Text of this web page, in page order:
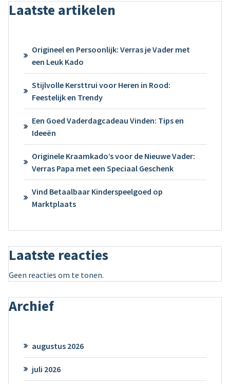
Laatste artikelen
Origineel en Persoonlijk: Verras je Vader met
een Leuk Kado
Stijlvolle Kersttrui voor Heren in Rood:
Feestelijk en Trendy
Een Goed Vaderdagcadeau Vinden: Tips en
Ideeën
Originele Kraamkado’s voor de Nieuwe Vader:
Verras Papa met een Speciaal Geschenk
Vind Betaalbaar Kinderspeelgoed op
Marktplaats
Laatste reacties
Geen reacties om te tonen.
Archief
augustus 2026
juli 2026